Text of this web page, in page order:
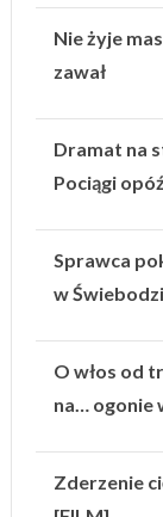
Nie żyje
zawał
Dramat na
Pociągi
Sprawca
w
O włos od
na… ogonie
Zderzenie